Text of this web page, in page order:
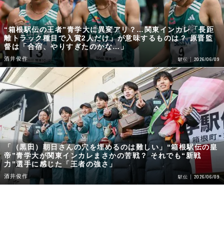
“箱根駅伝の王者”青学大に異変アリ？…関東インカレ「長距
離トラック種目で入賞2人だけ」が意味するものは？ 原晋監
督は「合宿、やりすぎたのかな…」
酒井俊作 駅伝 2026/06/09
「（黒田）朝日さんの穴を埋めるのは難しい」“箱根駅伝の皇
帝”青学大が関東インカレまさかの苦戦？ それでも“新戦
力”選手に感じた「王者の強さ」
酒井俊作 駅伝 2026/06/09